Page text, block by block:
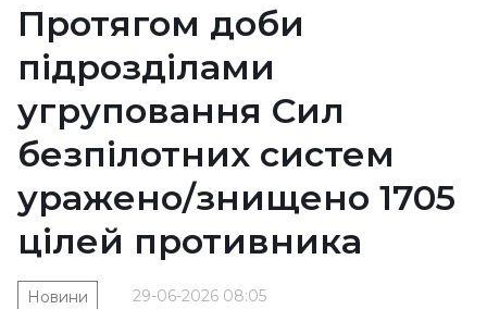
Протягом доби
підрозділами
угруповання Сил
безпілотних систем
уражено/знищено 1705
цілей противника
29-06-2026 08:05
Новини